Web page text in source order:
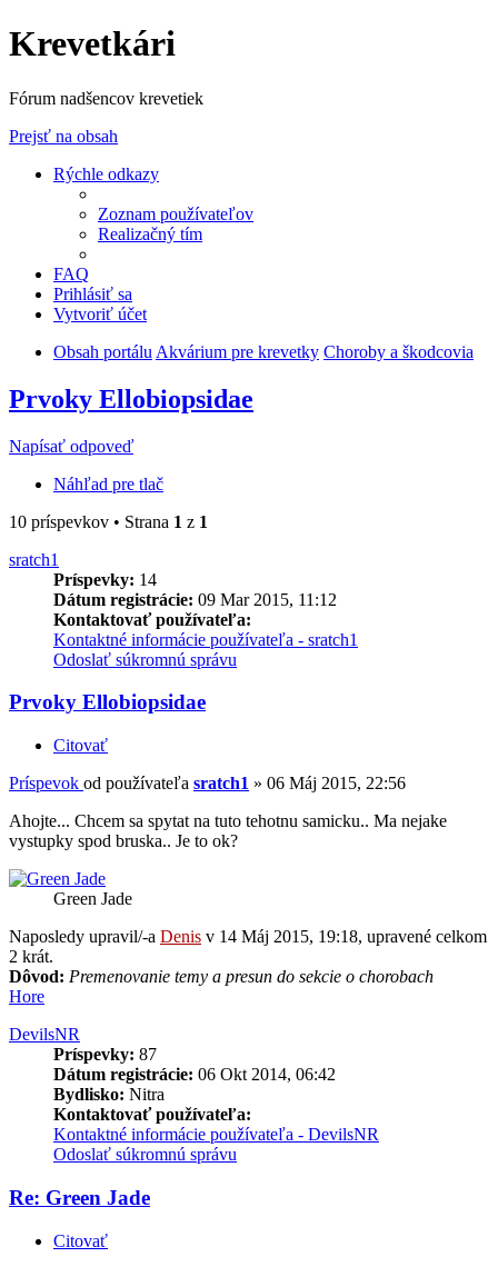
Krevetkári
Fórum nadšencov krevetiek
Prejsť na obsah
Rýchle odkazy
Zoznam používateľov
Realizačný tím
FAQ
Prihlásiť sa
Vytvoriť účet
Obsah portálu Akvárium pre krevetky Choroby a škodcovia
Prvoky Ellobiopsidae
Napísať odpoveď
Náhľad pre tlač
10 príspevkov • Strana 1 z 1
sratch1
Príspevky: 14
Dátum registrácie: 09 Mar 2015, 11:12
Kontaktovať používateľa:
Kontaktné informácie používateľa - sratch1
Odoslať súkromnú správu
Prvoky Ellobiopsidae
Citovať
Príspevok od používateľa sratch1 » 06 Máj 2015, 22:56
Ahojte... Chcem sa spytat na tuto tehotnu samicku.. Ma nejake
vystupky spod bruska.. Je to ok?
Green Jade
Naposledy upravil/-a Denis v 14 Máj 2015, 19:18, upravené celkom
2 krát.
Dôvod: Premenovanie temy a presun do sekcie o chorobach
Hore
DevilsNR
Príspevky: 87
Dátum registrácie: 06 Okt 2014, 06:42
Bydlisko: Nitra
Kontaktovať používateľa:
Kontaktné informácie používateľa - DevilsNR
Odoslať súkromnú správu
Re: Green Jade
Citovať